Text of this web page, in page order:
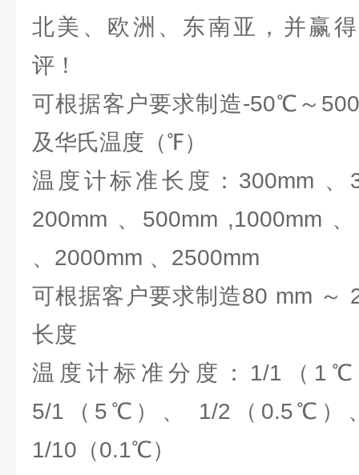
北美、欧洲、东南亚，并赢
评！
可根据客户要求制造-50℃～
及华氏温度（℉）
温度计标准长度：300mm 、
200mm 、500mm ,1000mm
、2000mm 、2500mm
可根据客户要求制造80 mm ～
长度
温度计标准分度：1/1（
5/1（5℃）、 1/2（0.5℃）
1/10（0.1℃）